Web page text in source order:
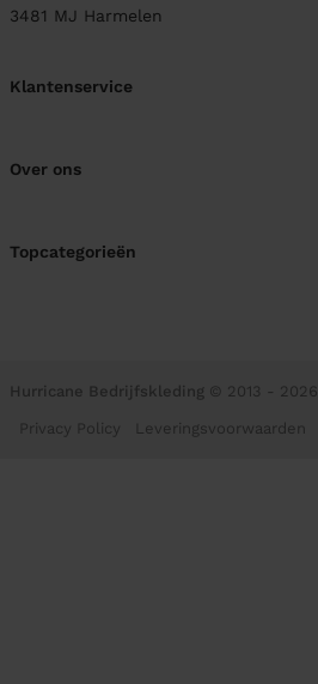
3481 MJ Harmelen
Klantenservice
Over ons
Topcategorieën
Hurricane Bedrijfskleding © 2013 - 2026
Privacy Policy Leveringsvoorwaarden